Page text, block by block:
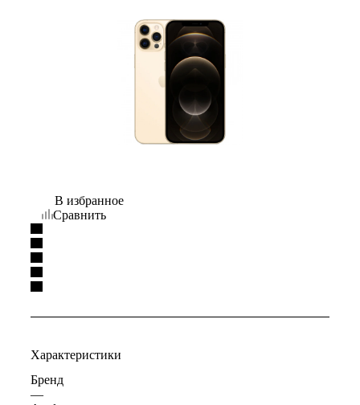
В избранное
Сравнить
Характеристики
Бренд
—